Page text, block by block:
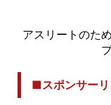
アスリートのた
■スポンサーリ